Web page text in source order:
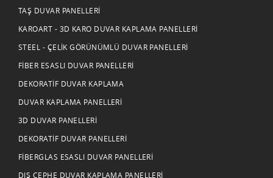
TAŞ DUVAR PANELLERI
KAROART - 3D KARO DUVAR KAPLAMA PANELLERI
STEEL - ÇELIK GÖRÜNÜMLÜ DUVAR PANELLERI
FIBER ESASLI DUVAR PANELLERI
DEKORATIF DUVAR KAPLAMA
DUVAR KAPLAMA PANELLERI
3D DUVAR PANELLERI
DEKORATIF DUVAR PANELLERI
FIBERGLAS ESASLI DUVAR PANELLERI
DIŞ CEPHE DUVAR KAPLAMA PANELLERI